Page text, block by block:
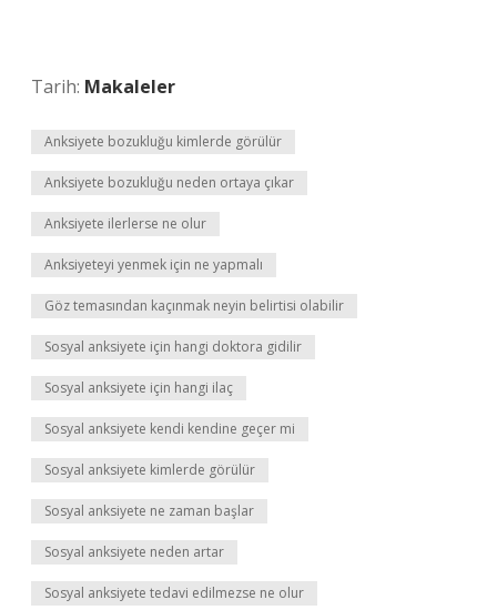
Tarih: Makaleler
Anksiyete bozukluğu kimlerde görülür
Anksiyete bozukluğu neden ortaya çıkar
Anksiyete ilerlerse ne olur
Anksiyeteyi yenmek için ne yapmalı
Göz temasından kaçınmak neyin belirtisi olabilir
Sosyal anksiyete için hangi doktora gidilir
Sosyal anksiyete için hangi ilaç
Sosyal anksiyete kendi kendine geçer mi
Sosyal anksiyete kimlerde görülür
Sosyal anksiyete ne zaman başlar
Sosyal anksiyete neden artar
Sosyal anksiyete tedavi edilmezse ne olur